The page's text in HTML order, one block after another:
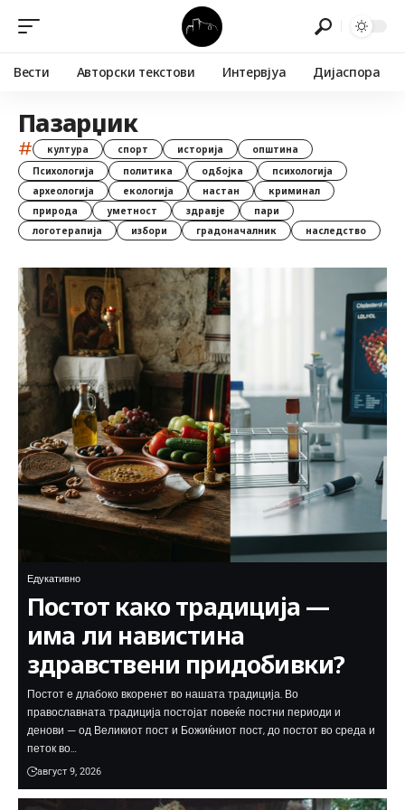
Вести Авторски текстови Интервјуа Дијаспора
Пазарџик
# култура спорт историја
општина
Психологија
политика одбојка
психологија
археологија
екологија настан
криминал
природа
уметност здравје
пари
логотерапија
избори градоначалник наследство
Едукативно
Постот како традиција —
има ли навистина
здравствени придобивки?
Постот е длабоко вкоренет во нашата традиција. Во
православната традиција постојат повеќе постни периоди и
денови — од Великиот пост и Божиќниот пост, до постот во среда и
петок во…
август 9, 2026